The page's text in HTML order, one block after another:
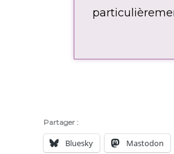
Partager :
Bluesky Mastodon